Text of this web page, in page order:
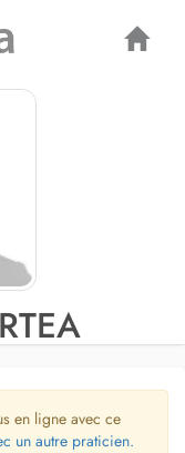
en ligne avec ce
un autre praticien.